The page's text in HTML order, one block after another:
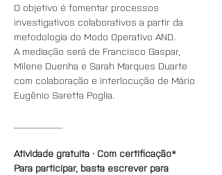
O objetivo é fomentar processos
investigativos colaborativos a partir da
metodologia do Modo Operativo AND.
A mediação será de Francisco Gaspar,
Milene Duenha e Sarah Marques Duarte
com colaboração e interlocução de Mário
Eugênio Saretta Poglia.
Atividade gratuita · Com certificação*
Para participar, basta escrever para